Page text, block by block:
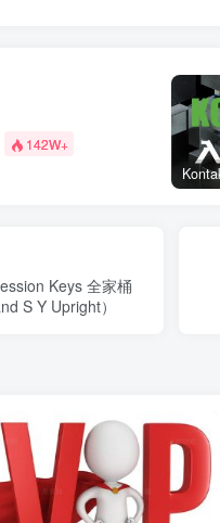
142W+
Keys 全家桶
S Y Upright）